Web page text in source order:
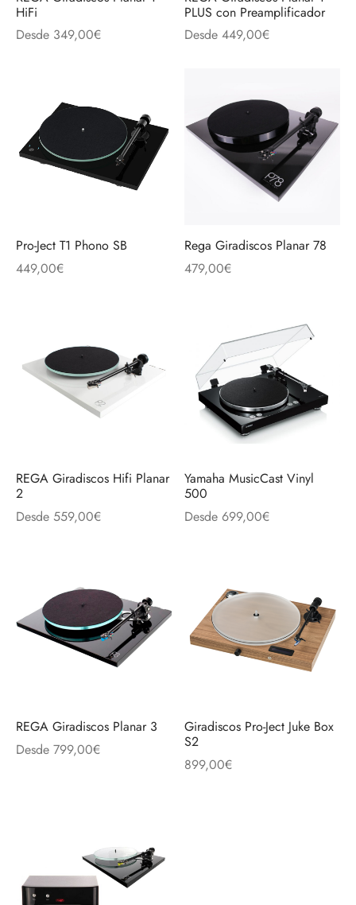
HiFi
Desde 349,00€
PLUS con Preamplificador
Desde 449,00€
Pro-Ject T1 Phono SB
449,00€
Rega Giradiscos Planar 78
479,00€
REGA Giradiscos Hifi Planar
2
Desde 559,00€
Yamaha MusicCast Vinyl
500
Desde 699,00€
REGA Giradiscos Planar 3
Desde 799,00€
Giradiscos Pro-Ject Juke Box
S2
899,00€
en Informática